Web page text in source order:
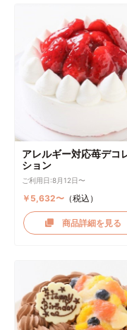
アレルギー対応苺デコ
ション
ご利用日:8月12日〜
￥5,632〜（税込）
商品詳細を見る